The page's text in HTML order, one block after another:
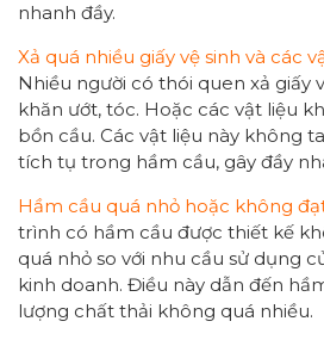
nhanh đầy.
Xả quá nhiều giấy vệ sinh và các
Nhiều người có thói quen xả giấy
khăn ướt, tóc. Hoặc các vật liệu
bồn cầu. Các vật liệu này không
tích tụ trong hầm cầu, gây đầy
Hầm cầu quá nhỏ hoặc không
trình có hầm cầu được thiết kế
quá nhỏ so với nhu cầu sử dụng
kinh doanh. Điều này dẫn đến
lượng chất thải không quá nhiều.